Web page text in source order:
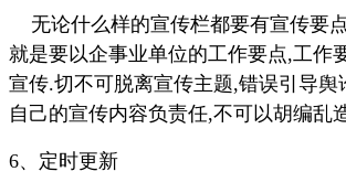
无论什么样的宣传栏都要有宣传要
就是要以企事业单位的工作要点,工作
宣传.切不可脱离宣传主题,错误引导舆
自己的宣传内容负责任,不可以胡编乱
6、定时更新